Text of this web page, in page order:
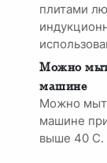
плитами
Можно
машине
Можно
машине
выше 40 С.